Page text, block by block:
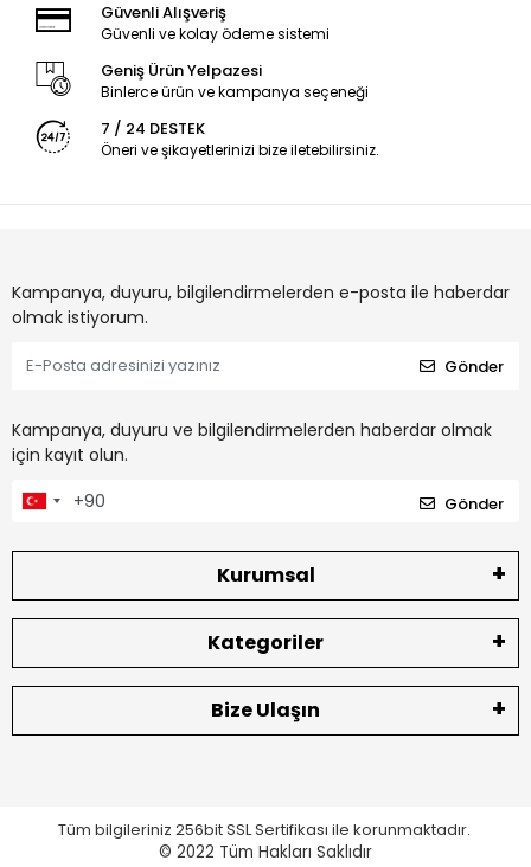
Güvenli Alışveriş
Güvenli ve kolay ödeme sistemi
Geniş Ürün Yelpazesi
Binlerce ürün ve kampanya seçeneği
7 / 24 DESTEK
Öneri ve şikayetlerinizi bize iletebilirsiniz.
Kampanya, duyuru, bilgilendirmelerden e-posta ile haberdar
olmak istiyorum.
Gönder
Kampanya, duyuru ve bilgilendirmelerden haberdar olmak
için kayıt olun.
Gönder
Kurumsal
Kategoriler
Bize Ulaşın
Tüm bilgileriniz 256bit SSL Sertifikası ile korunmaktadır.
© 2022 Tüm Hakları Saklıdır